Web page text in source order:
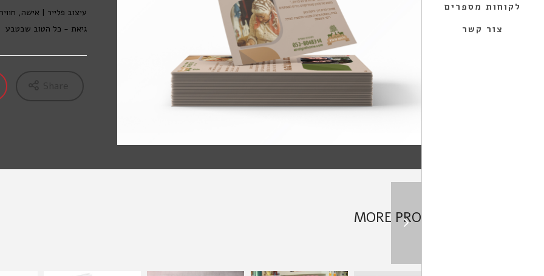
לקוחות מספרים
צור קשר
עיצוב פלייר | אישה,
גיאת - כל הטוב שבטבע
MORE PROJECTS